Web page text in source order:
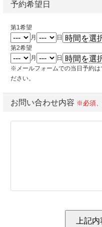
予約希望日
第1希望
月
日
第2希望
月
日
※メールフォームでの当日予約は
ださい。
お問い合わせ内容 ※必須